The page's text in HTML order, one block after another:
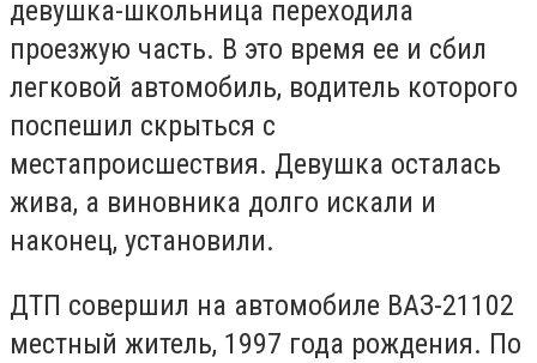
девушка-школьница переходила
проезжую часть. В это время ее и сбил
легковой автомобиль, водитель которого
поспешил скрыться с
местапроисшествия. Девушка осталась
жива, а виновника долго искали и
наконец, установили.
ДТП совершил на автомобиле ВАЗ-21102
местный житель, 1997 года рождения. По